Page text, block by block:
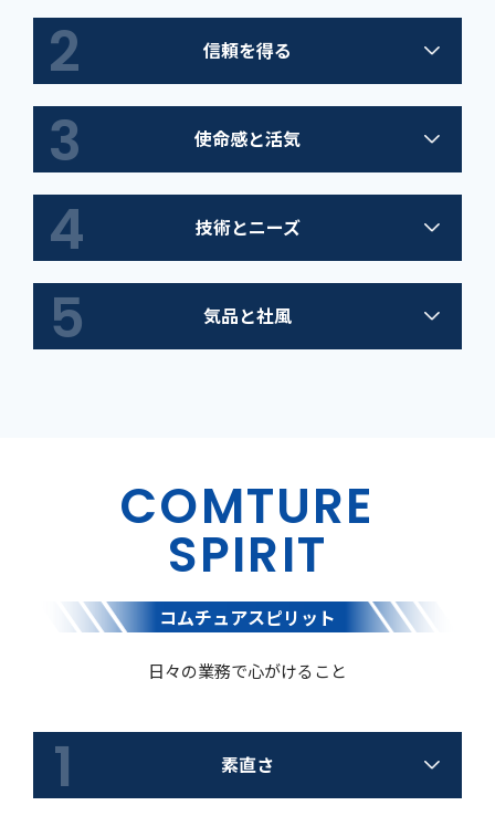
2
信頼を得る
3 使命感と活気
4 技術とニーズ
5 気品と社風
COMTURE
SPIRIT
コムチュアスピリット
日々の業務で心がけること
1 素直さ